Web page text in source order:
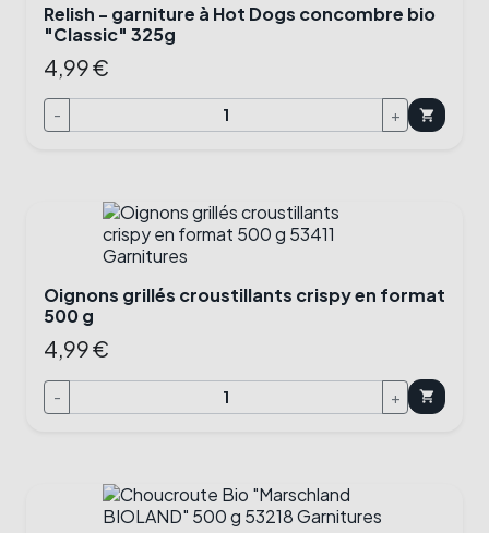
Relish - garniture à Hot Dogs concombre bio
"Classic" 325g
4,99 €
- + shopping_cart
Oignons grillés croustillants crispy en format
500 g
4,99 €
- + shopping_cart